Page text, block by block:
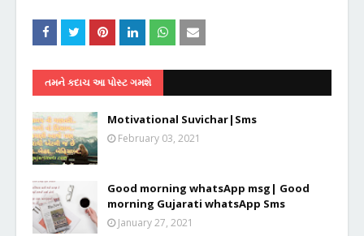
તમને કદાચ આ પોસ્ટ ગમશે
Motivational Suvichar|Sms
February 03, 2021
Good morning whatsApp msg| Good
morning Gujarati whatsApp Sms
January 27, 2021